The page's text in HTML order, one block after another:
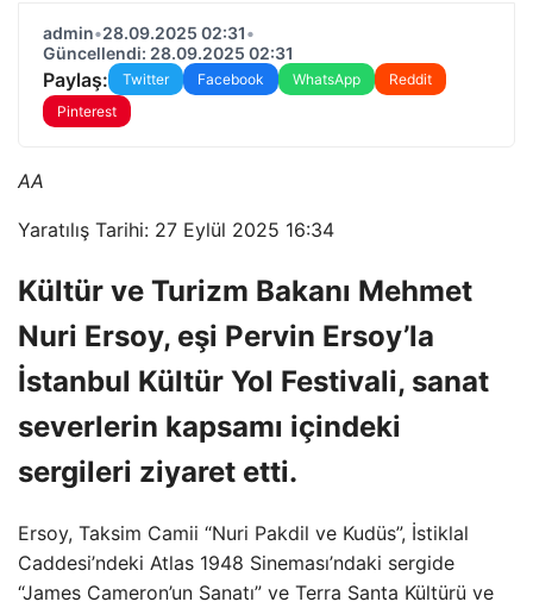
admin•28.09.2025 02:31•
Güncellendi: 28.09.2025 02:31
Paylaş: Twitter Facebook WhatsApp
Reddit
Pinterest
AA
Yaratılış Tarihi: 27 Eylül 2025 16:34
Kültür ve Turizm Bakanı Mehmet
Nuri Ersoy, eşi Pervin Ersoy’la
İstanbul Kültür Yol Festivali, sanat
severlerin kapsamı içindeki
sergileri ziyaret etti.
Ersoy, Taksim Camii “Nuri Pakdil ve Kudüs”, İstiklal
Caddesi’ndeki Atlas 1948 Sineması’ndaki sergide
“James Cameron’un Sanatı” ve Terra Santa Kültürü ve